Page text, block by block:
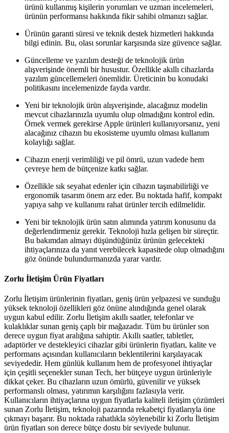
ürünü kullanmış kişilerin yorumları ve uzman incelemeleri,
ürünün performansı hakkında fikir sahibi olmanızı sağlar.
Ürünün garanti süresi ve teknik destek hizmetleri hakkında
bilgi edinin. Bu, olası sorunlar karşısında size güvence sağlar.
Güncelleme ve yazılım desteği de teknolojik ürün
alışverişinde önemli bir husustur. Özellikle akıllı cihazlarda
yazılım güncellemeleri önemlidir. Üreticinin bu konudaki
politikasını incelemenizde fayda vardır.
Yeni bir teknolojik ürün alışverişinde, alacağınız modelin
mevcut cihazlarınızla uyumlu olup olmadığını kontrol edin.
Örnek vermek gerekirse Apple ürünleri kullanıyorsanız, yeni
alacağınız cihazın bu ekosisteme uyumlu olması kullanım
kolaylığı sağlar.
Cihazın enerji verimliliği ve pil ömrü, uzun vadede hem
çevreye hem de bütçenize katkı sağlar.
Özellikle sık seyahat edenler için cihazın taşınabilirliği ve
ergonomik tasarım önem arz eder. Bu noktada hafif, kompakt
yapıya sahp ve kullanımı rahat ürünler tercih edilmelidir.
Yeni bir teknolojik ürün satın alımında yatırım konusunu da
değerlendirmeniz gerekir. Teknoloji hızla gelişen bir süreçtir.
Bu bakımdan almayı düşündüğünüz ürünün gelecekteki
ihtiyaçlarınıza da yanıt verebilecek kapasitede olup olmadığını
göz önünde bulundurmanızda yarar vardır.
Zorlu İletişim Ürün Fiyatları
Zorlu İletişim ürünlerinin fiyatları, geniş ürün yelpazesi ve sunduğu
yüksek teknoloji özellikleri göz önüne alındığında genel olarak
uygun kabul edilir. Zorlu İletişim akıllı saatler, telefonlar ve
kulaklıklar sunan geniş çaplı bir mağazadır. Tüm bu ürünler son
derece uygun fiyat aralığına sahiptir. Akıllı saatler, tabletler,
adaptörler ve destekleyici cihazlar gibi ürünlerin fiyatları, kalite ve
performans açısından kullanıcıların beklentilerini karşılayacak
seviyededir. Hem günlük kullanım hem de profesyonel ihtiyaçlar
için çeşitli seçenekler sunan Tech, her bütçeye uygun ürünleriyle
dikkat çeker. Bu cihazların uzun ömürlü, güvenilir ve yüksek
performanslı olması, yatırımın karşılığını fazlasıyla verir.
Kullanıcıların ihtiyaçlarına uygun fiyatlarla kaliteli iletişim çözümleri
sunan Zorlu İletişim, teknoloji pazarında rekabetçi fiyatlarıyla öne
çıkmayı başarır. Bu noktada rahatlıkla söylenebilir ki Zorlu İletişim
ürün fiyatları son derece bütçe dostu bir seviyede bulunur.